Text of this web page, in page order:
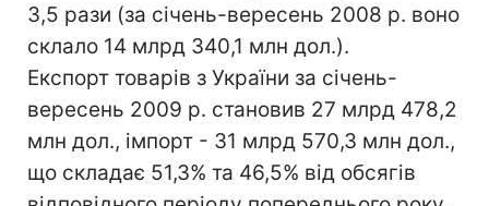
3,5 рази (за січень-вересень 2008 р. воно
склало 14 млрд 340,1 млн дол.).
Експорт товарів з України за січень-
вересень 2009 р. становив 27 млрд 478,2
млн дол., імпорт - 31 млрд 570,3 млн дол.,
що складає 51,3% та 46,5% від обсягів